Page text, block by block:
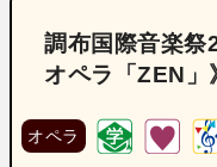
調布国際音楽祭
オペラ「ZEN」
オペラ